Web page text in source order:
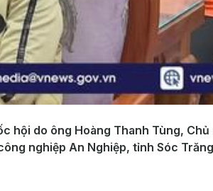
hội do ông Hoàng Thanh Tùng,
nghiệp An Nghiệp, tỉnh Sóc